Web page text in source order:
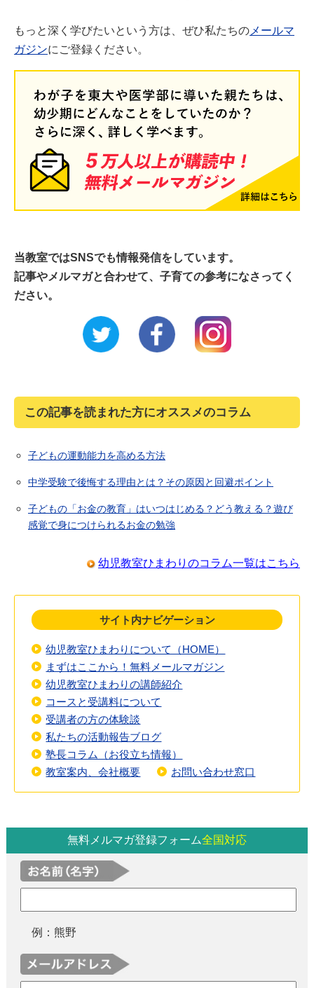
もっと深く学びたいという方は、ぜひ私たちの メールマ
ガジンにご登録ください。
当教室ではSNSでも情報発信をしています。
記事やメルマガと合わせて、子育ての参考になさってく
ださい。
この記事を読まれた方にオススメのコラム
子どもの運動能力を高める方法
中学受験で後悔する理由とは？その原因と回避ポイント
子どもの「お金の教育」はいつはじめる？どう教える？遊び
感覚で身につけられるお金の勉強
幼児教室ひまわりのコラム一覧はこちら
サイト内ナビゲーション
幼児教室ひまわりについて（HOME）
まずはここから！無料メールマガジン
幼児教室ひまわりの講師紹介
コースと受講料について
受講者の方の体験談
私たちの活動報告ブログ
塾長コラム（お役立ち情報）
教室案内、会社概要
お問い合わせ窓口
無料メルマガ登録フォーム全国対応
例：熊野